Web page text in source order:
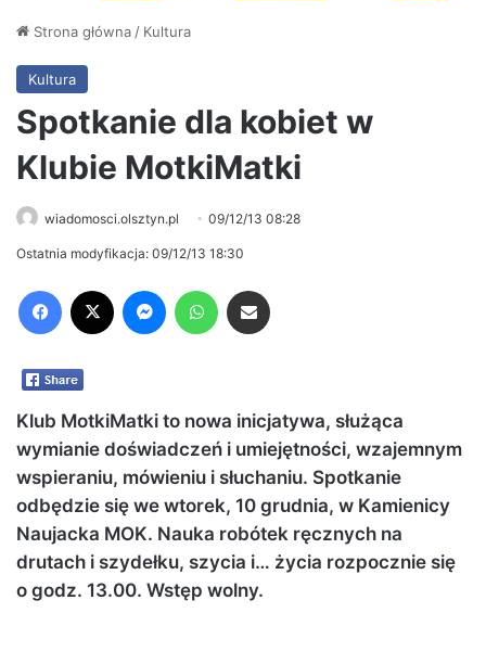
Strona główna / Kultura
Kultura
Spotkanie dla kobiet w
Klubie MotkiMatki
wiadomosci.olsztyn.pl 09/12/13 08:28
Ostatnia modyfikacja: 09/12/13 18:30
Klub MotkiMatki to nowa inicjatywa, służąca
wymianie doświadczeń i umiejętności, wzajemnym
wspieraniu, mówieniu i słuchaniu. Spotkanie
odbędzie się we wtorek, 10 grudnia, w Kamienicy
Naujacka MOK. Nauka robótek ręcznych na
drutach i szydełku, szycia i… życia rozpocznie się
o godz. 13.00. Wstęp wolny.